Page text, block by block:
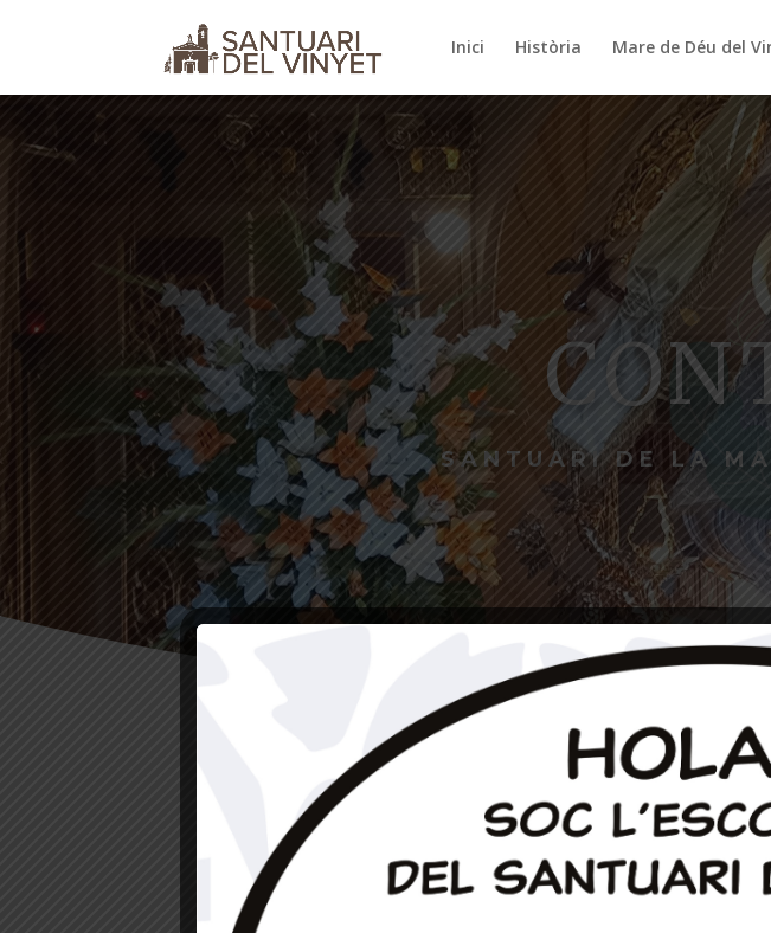
Inici Història Mare de Déu del
SANTUARI DE LA
Si teniu qualsevol dubte o necessiteu ampliar
93